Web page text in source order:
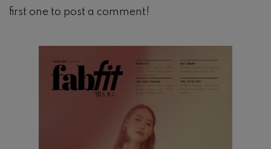
first one to post a comment!